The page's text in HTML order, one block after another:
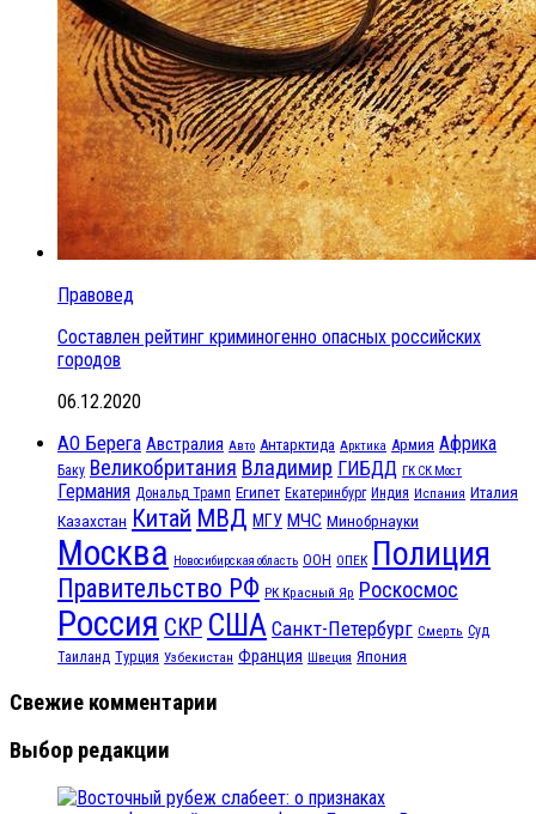
Правовед
Составлен рейтинг криминогенно опасных российских
городов
06.12.2020
АО Берега Австралия Авто Антарктида Арктика Армия Африка
Баку Великобритания Владимир ГИБДД ГК СК Мост
Германия Дональд Трамп Египет Екатеринбург Индия Испания Италия
Казахстан Китай МВД МГУ МЧС Минобрнауки
Москва Новосибирская область ООН ОПЕК Полиция
Правительство РФ РК Красный Яр Роскосмос
Россия СКР США Санкт-Петербург Смерть Суд
Таиланд Турция Узбекистан Франция Швеция Япония
Свежие комментарии
Выбор редакции